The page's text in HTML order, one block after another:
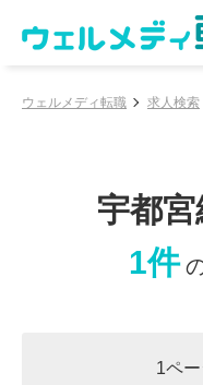
ウェルメディ転職 求人検索
宇都
1件
1ペ